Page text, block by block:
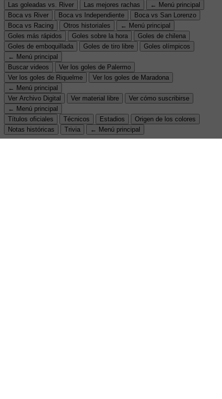
Las goleadas vs. River
Las mejores rachas
← Menú principal
Boca vs River
Boca vs Independiente
Boca vs San Lorenzo
Boca vs Racing
Otros historiales
← Menú principal
Goles más rápidos
Goles sobre la hora
Goles de chilena
Goles de emboquillada
Goles de tiro libre
Goles olímpicos
← Menú principal
Buscar videos
Ver los goles de Palermo
Ver los goles de Riquelme
Ver los goles de Maradona
← Menú principal
Ver Archivo Digital
Ver material libre
Ver cómo suscribirse
← Menú principal
Títulos oficiales
Técnicos Estadios
Origen de los colores
Notas históricas
Trivia ← Menú principal